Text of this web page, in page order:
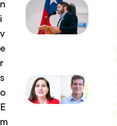
n
i
v
e
r
s
o
E
m